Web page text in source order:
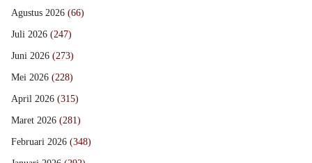
Agustus 2026 (66)
Juli 2026 (247)
Juni 2026 (273)
Mei 2026 (228)
April 2026 (315)
Maret 2026 (281)
Februari 2026 (348)